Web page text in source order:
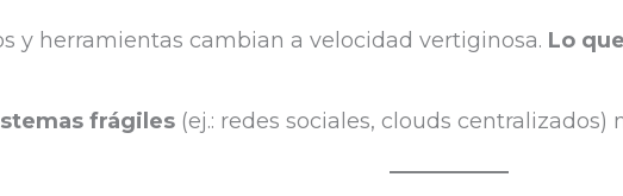
y herramientas cambian a velocidad vertiginosa. Lo
frágiles (ej.: redes sociales, clouds centralizados)